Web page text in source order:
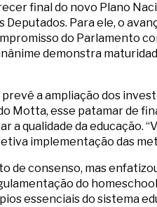
final do novo Plano
Deputados. Para ele, o
do Parlamento
demonstra
a ampliação dos
Motta, esse patamar de
qualidade da educação.
implementação das
de consenso, mas
do
essenciais do sistema